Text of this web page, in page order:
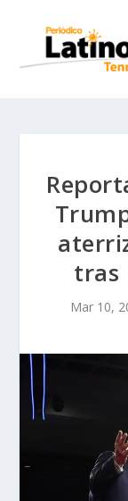
tras
Mar 10,